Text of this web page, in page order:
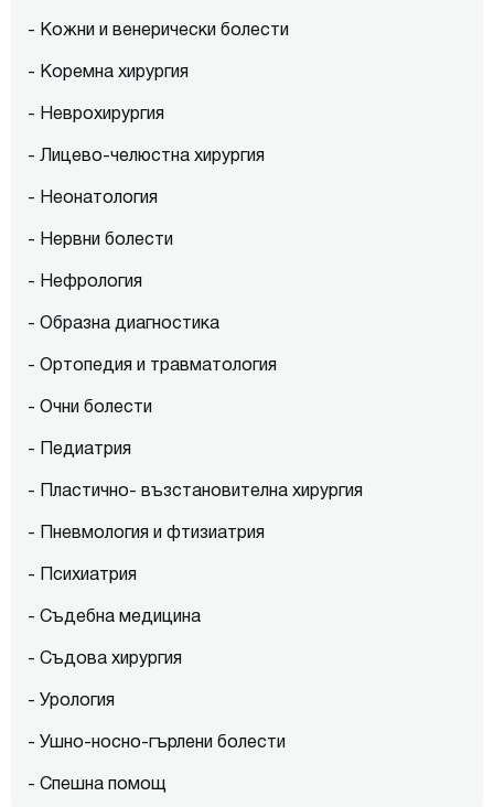
- Кожни и венерически болести
- Коремна хирургия
- Неврохирургия
- Лицево-челюстна хирургия
- Неонатология
- Нервни болести
- Нефрология
- Образна диагностика
- Ортопедия и травматология
- Очни болести
- Педиатрия
- Пластично- възстановителна хирургия
- Пневмология и фтизиатрия
- Психиатрия
- Съдебна медицина
- Съдова хирургия
- Урология
- Ушно-носно-гърлени болести
- Спешна помощ